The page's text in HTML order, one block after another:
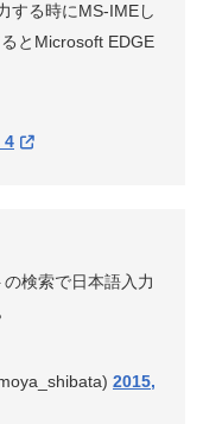
する時にMS-IMEし
とMicrosoft EDGE
4
検索で日本語入力
2015,